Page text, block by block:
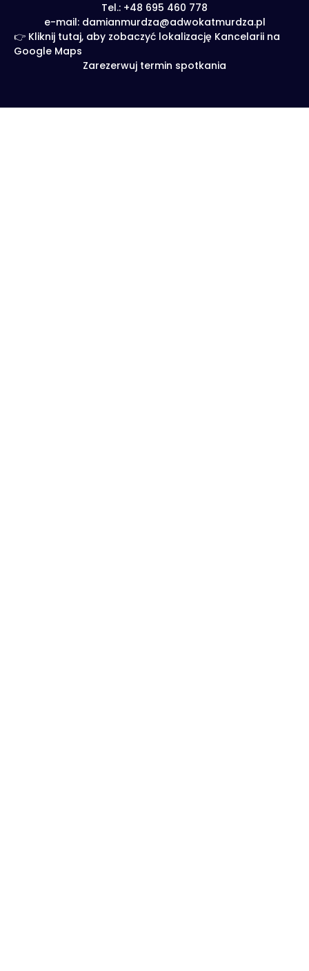
Tel.: +48 695 460 778
e-mail: damianmurdza@adwokatmurdza.pl
👉 Kliknij tutaj, aby zobaczyć lokalizację Kancelarii na
Google Maps
Zarezerwuj termin spotkania